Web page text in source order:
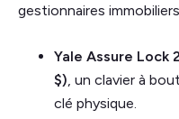
gestionnaires
Yale Assure Lock
$) , un clavier à
clé physique.